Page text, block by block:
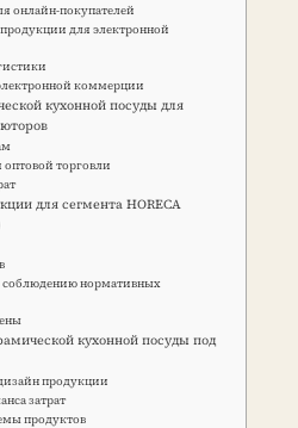
онлайн-покупателей
для электронной
коммерции
кухонной посуды для
торговли
для сегмента HORECA
соблюдению нормативных
кухонной посуды под
продукции
затрат
продуктов